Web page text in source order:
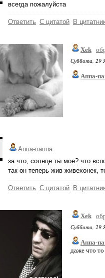
всегда пожалуйста
Ответить С цитатой В
Xek
Суббота, 29
Аппа-
Аппа-паппа
за что, солнце ты мое? что
так он теперь жив живехонек,
Ответить С цитатой В
Xek
Суббота, 29
Аппа-
даже что